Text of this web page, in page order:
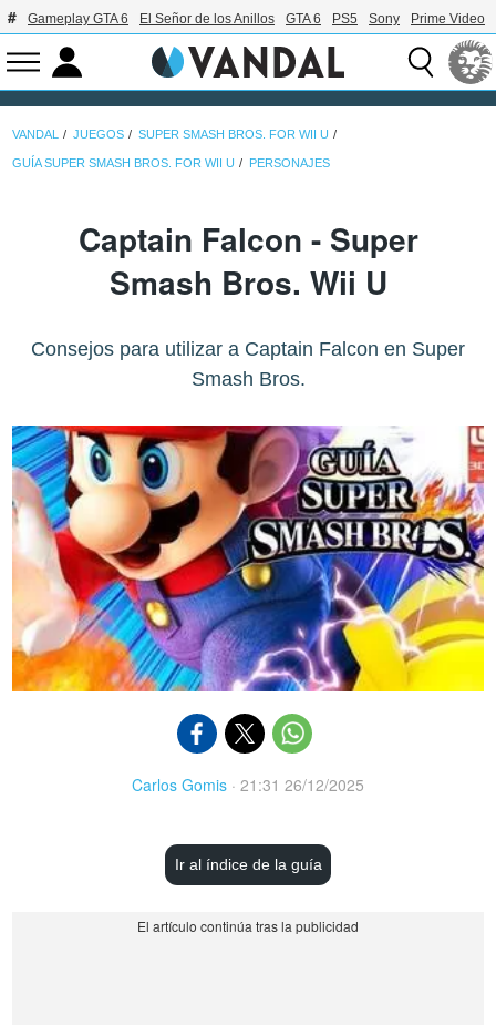
Gameplay GTA 6 El Señor de los Anillos GTA 6 PS5 Sony Prime Video
VANDAL JUEGOS SUPER SMASH BROS. FOR WII U
GUÍA SUPER SMASH BROS. FOR WII U PERSONAJES
Captain Falcon - Super
Smash Bros. Wii U
Consejos para utilizar a Captain Falcon en Super
Smash Bros.
Carlos Gomis · 21:31 26/12/2025
Ir al índice de la guía